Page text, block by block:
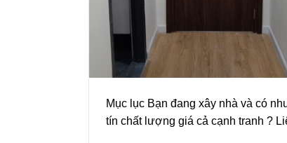
Mục lục Bạn đang xây nhà và có
tín chất lượng giá cả cạnh tranh ?